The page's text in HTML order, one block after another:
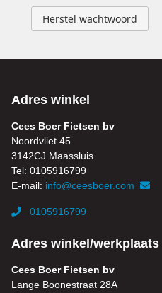
Herstel wachtwoord
Adres winkel
Cees Boer Fietsen bv
Noordvliet 45
3142CJ Maassluis
Tel: 0105916799
E-mail: info@ceesboer.com
0105916799
Adres winkel/werkplaats
Cees Boer Fietsen bv
Lange Boonestraat 28A